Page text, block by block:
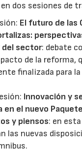
dos sesiones de
El futuro de las
del sector: debate
de la reforma,
finalizada para
Innovación y
en el nuevo
y piensos: en
las nuevas